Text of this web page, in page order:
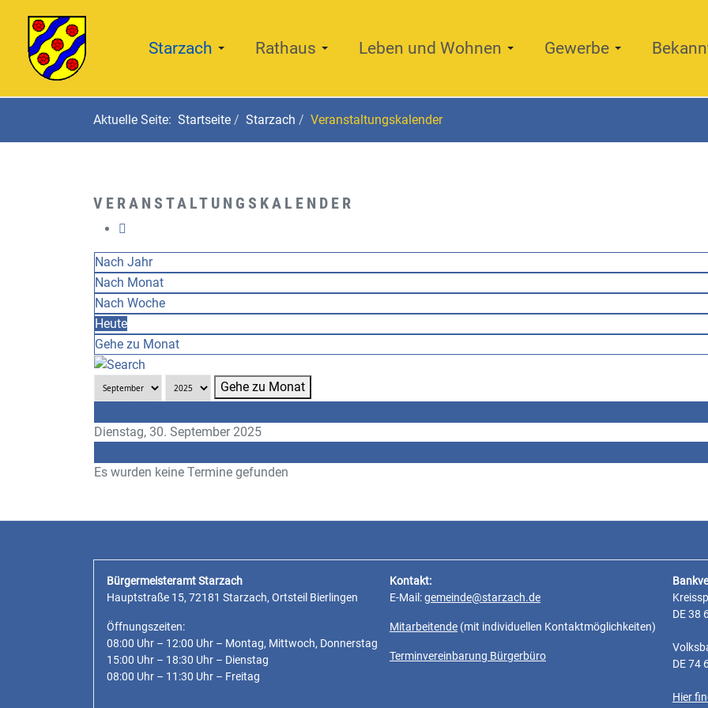
Starzach Rathaus Leben und Wohnen Gewerbe
Aktuelle Seite: Startseite Starzach Veranstaltungskalender
VERANSTALTUNGSKALENDER
Nach Jahr
Nach Monat
Nach Woche
Heute
Gehe zu Monat
Gehe zu Monat
Dienstag, 30. September 2025
Es wurden keine Termine gefunden
Bürgermeisteramt Starzach
Hauptstraße 15, 72181 Starzach, Ortsteil Bierlingen
Öffnungszeiten:
08:00 Uhr – 12:00 Uhr – Montag, Mittwoch, Donnerstag
15:00 Uhr – 18:30 Uhr – Dienstag
08:00 Uhr – 11:30 Uhr – Freitag
Kontakt:
E-Mail:gemeinde@starzach.de
Mitarbeitende (mit individuellen Kontaktmöglichkeiten)
Terminvereinbarung Bürgerbüro
DE 38
DE 74
Hier